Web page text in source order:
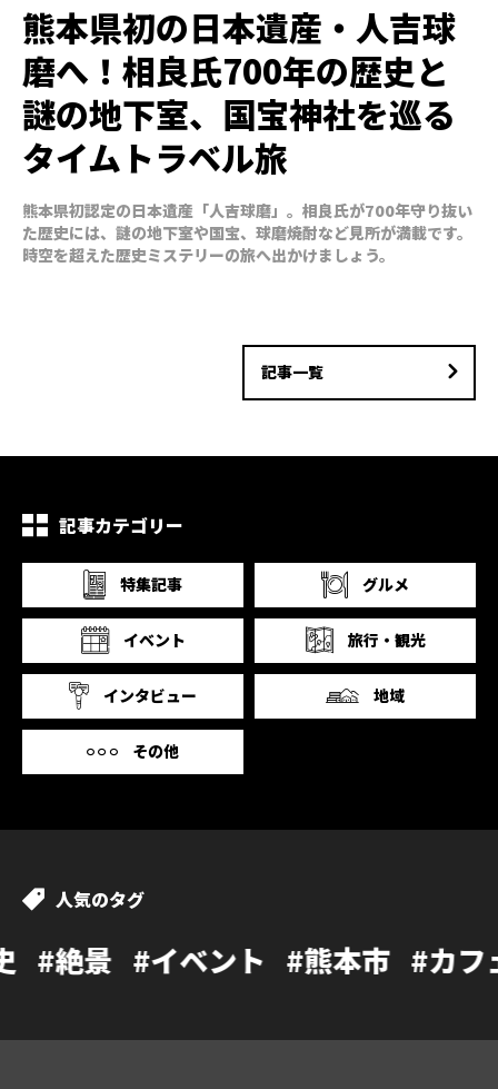
熊本県初の日本遺産・人吉球
磨へ！相良氏700年の歴史と
謎の地下室、国宝神社を巡る
タイムトラベル旅
熊本県初認定の日本遺産「人吉球磨」。相良氏が700年守り抜い
た歴史には、謎の地下室や国宝、球磨焼酎など見所が満載です。
時空を超えた歴史ミステリーの旅へ出かけましょう。
記事一覧
記事カテゴリー
特集記事 グルメ
イベント 旅行・観光
インタビュー 地域
その他
人気のタグ
ベント #熊本市 #カフェ #温泉 #